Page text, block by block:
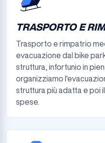
TRASPORTO E
Trasporto e rimpatrio
evacuazione dal bike
struttura, infortunio in
organizziamo
struttura più adatta e poi
spese.